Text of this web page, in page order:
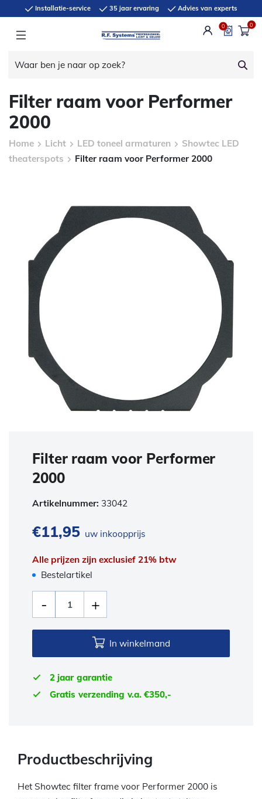
Installatie-service 35 jaar ervaring Advies van experts
0 0
Filter raam voor Performer
2000
Home Licht LED toneel armaturen
Showtec LED
theaterspots
Filter raam voor Performer 2000
Filter raam voor Performer
2000
Artikelnummer: 33042
€11,95 uw inkoopprijs
Alle prijzen zijn exclusief 21% btw
Bestelartikel
In winkelmand
2 jaar garantie
Gratis verzending v.a. €350,-
Productbeschrijving
Het Showtec filter frame voor Performer 2000 is